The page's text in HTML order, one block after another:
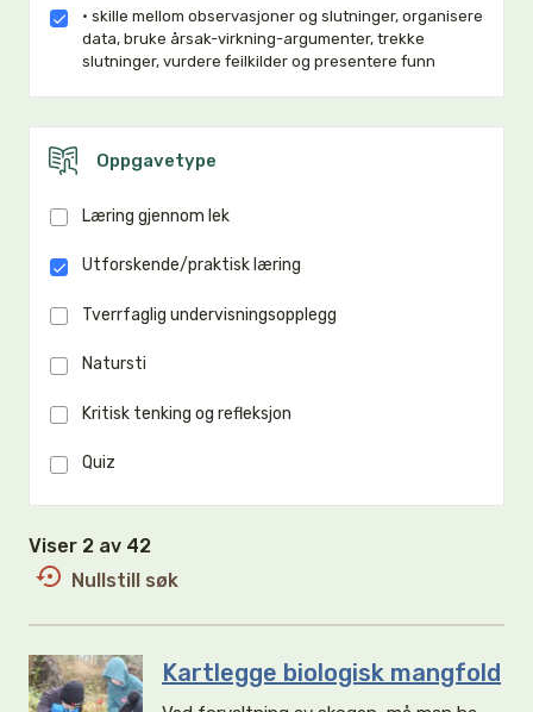
• skille mellom observasjoner og slutninger, organisere
data, bruke årsak-virkning-argumenter, trekke
slutninger, vurdere feilkilder og presentere funn
Oppgavetype
Læring gjennom lek
Utforskende/praktisk læring
Tverrfaglig undervisningsopplegg
Natursti
Kritisk tenking og refleksjon
Quiz
Viser 2 av 42
Nullstill søk
Kartlegge biologisk mangfold